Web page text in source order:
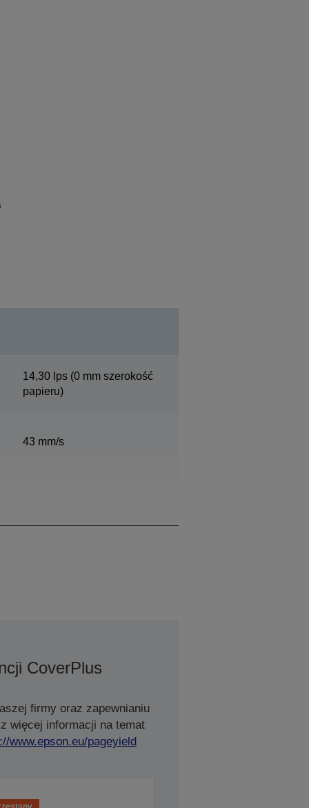
14,30 lps (0 mm szerokość
papieru)
43 mm/s
CoverPlus
firmy oraz zapewnianiu
więcej informacji na temat
www.epson.eu/pageyield